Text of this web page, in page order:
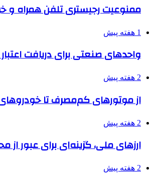
ممنوعیت رجیستری تلفن همراه و
1 هفته پیش
واحدهای صنعتی برای دریافت
2 هفته پیش
از موتورهای کم‌مصرف تا
2 هفته پیش
ارزهای ملی، گزینه‌ای برای عبور از
2 هفته پیش